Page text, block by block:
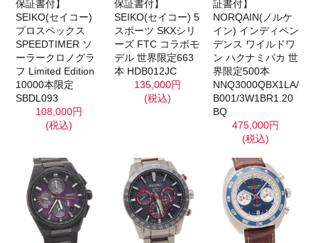
保証書付】
SEIKO(セイコー)
プロスペックス
SPEEDTIMER ソ
ーラークロノグラ
フ Limited Edition
10000本限定
SBDL093
108,000円
(税込)
保証書付】
SEIKO(セイコー) 5
スポーツ SKXシリ
ーズ FTC コラボモ
デル 世界限定663
本 HDB012JC
135,000円
(税込)
証書付】
NORQAIN(ノルケ
イン) インディペン
デンス ワイルドワ
ン ハクナミパカ 世
界限定500本
NNQ3000QBX1LA/
B001/3W1BR1.20
BQ
475,000円
(税込)